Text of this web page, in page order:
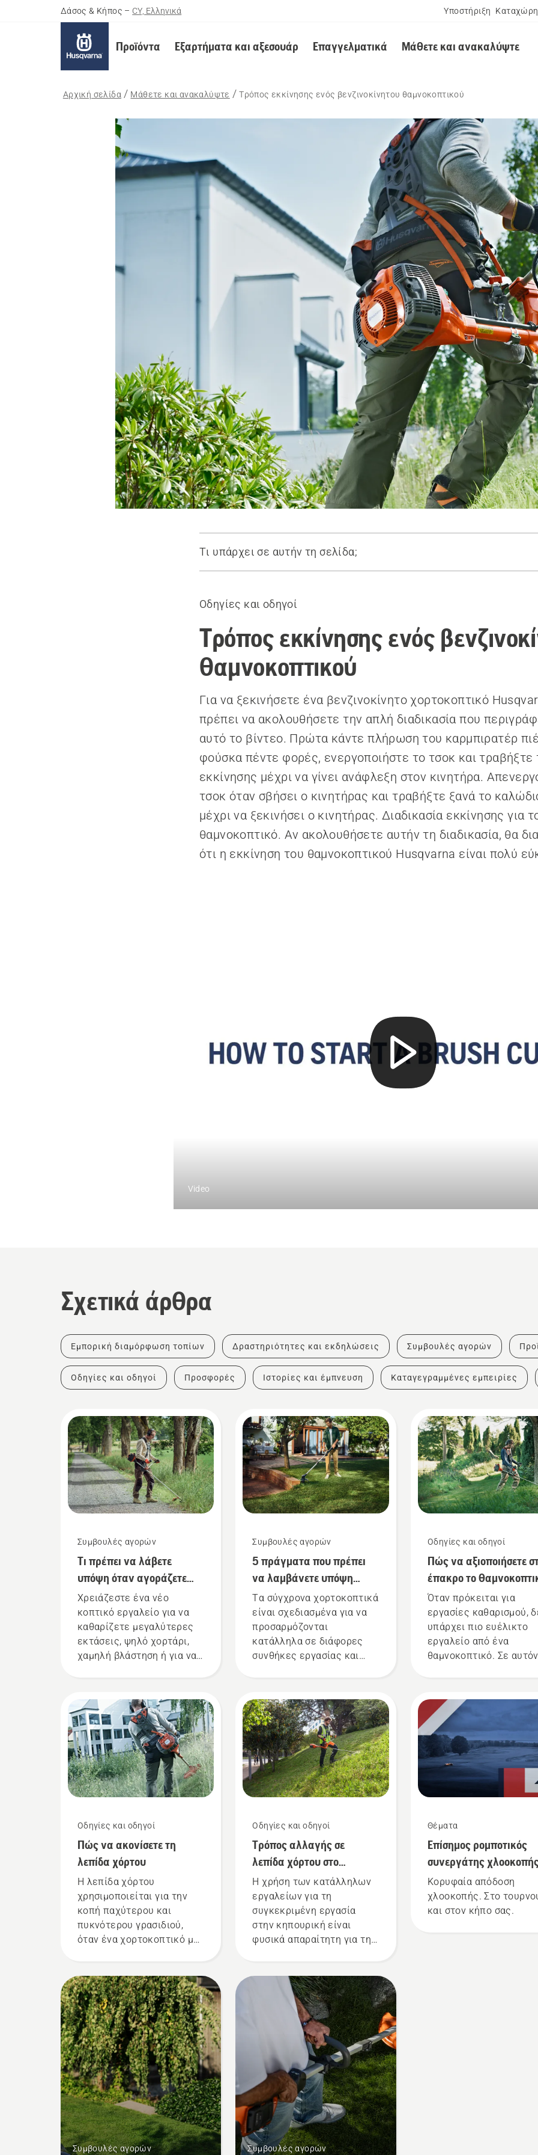
Δάσος & Κήπος – CY, Ελληνικά Υποστήριξη
Προϊόντα Εξαρτήματα και αξεσουάρ Επαγγελματικά Μάθετε και ανακαλύψτε
Αρχική σελίδα Μάθετε και ανακαλύψτε Τρόπος εκκίνησης ενός βενζινοκίνητου θαμνοκοπτικού
Τι υπάρχει σε αυτήν τη σελίδα;
Τρόπος εκκίνησης ενός βενζινοκίνητου θαμνοκοπτικού
Οδηγίες και οδηγοί
Τρόπος εκκίνησης ενός
θαμνοκοπτικού
Για να ξεκινήσετε ένα βενζινοκίνητο χορτοκοπτικό
πρέπει να ακολουθήσετε την απλή διαδικασία που
αυτό το βίντεο. Πρώτα κάντε πλήρωση του καρμπιρατέρ
φούσκα πέντε φορές, ενεργοποιήστε το τσοκ και τραβήξτε
εκκίνησης μέχρι να γίνει ανάφλεξη στον κινητήρα.
τσοκ όταν σβήσει ο κινητήρας και τραβήξτε ξανά το
μέχρι να ξεκινήσει ο κινητήρας. Διαδικασία εκκίνησης για
θαμνοκοπτικό. Αν ακολουθήσετε αυτήν τη διαδικασία, θα
ότι η εκκίνηση του θαμνοκοπτικού Husqvarna είναι πολύ
Video
Σχετικά άρθρα
Εμπορική διαμόρφωση τοπίων Δραστηριότητες και εκδηλώσεις Συμβουλές αγορών
Οδηγίες και οδηγοί Προσφορές Ιστορίες και έμπνευση Καταγεγραμμένες εμπειρίες
Συμβουλές αγορών
Τι πρέπει να λάβετε
υπόψη όταν αγοράζετε
θαμνοκοπτικό
Χρειάζεστε ένα νέο
κοπτικό εργαλείο για να
καθαρίζετε μεγαλύτερες
εκτάσεις, ψηλό χορτάρι,
χαμηλή βλάστηση ή για να
ορισμένα στοιχεία που
πρέπει να λάβετε υπόψη
πριν από την αγορά ενός
θαμνοκοπτικού.
Οδηγίες και οδηγοί
Πώς να ακονίσετε τη
λεπίδα χόρτου
Η λεπίδα χόρτου
χρησιμοποιείται για την
κοπή παχύτερου και
πυκνότερου γρασιδιού,
όταν ένα χορτοκοπτικό με
χόρτου κόβει το παχύ
γρασίδι εύκολα για
ταχύτερη και πιο
αποδοτική κοπή.
Παρακολουθήστε το βίντεο
για να μάθετε πώς να
ακονίζετε και να
συντηρείτε μια λεπίδα
χόρτου.
Συμβουλές αγορών
Συμβουλές αγορών
5 πράγματα που πρέπει
να λαμβάνετε υπόψη
κατά την αγορά ενός
χορτοκοπτικού
Τα σύγχρονα χορτοκοπτικά
είναι σχεδιασμένα για να
προσαρμόζονται
κατάλληλα σε διάφορες
συνθήκες εργασίας και
το καλύτερο χορτοκοπτικό
με βάση τις ανάγκες σας;
Ακολουθούν ορισμένες
βασικές ερωτήσεις των
οποίων οι απαντήσεις θα
σας οδηγήσουν στη σωστή
απόφαση.
Οδηγίες και οδηγοί
Τρόπος αλλαγής σε
λεπίδα χόρτου στο
θαμνοκοπτικό μπαταρίας
Η χρήση των κατάλληλων
εργαλείων για τη
συγκεκριμένη εργασία
στην κηπουρική είναι
φυσικά απαραίτητη για την
από μεσινέζα σε λεπίδα
χόρτου στο χορτοκοπτικό
της Husqvarna είναι
εύκολη. Απλώς
παρακολουθήστε το βίντεο
και ακολουθήστε αυτά τα
απλά βήματα. Ένας πάγκος
εργασίας είναι πάντα
χρήσιμος για την εργασία
και αποτρέπει την πτώση
των βιδών στο χορτάρι.
Συμβουλές αγορών
Οδηγίες και οδηγοί
Πώς να αξιοποιήσετε
έπακρο το
σας
Όταν πρόκειται για
εργασίες καθαρισμού,
υπάρχει πιο ευέλικτο
εργαλείο από ένα
θαμνοκοπτικό. Σε αυτόν
κάποιες συμβουλές για
ασφαλή και
αποτελεσματική χρήση
των θαμνοκοπτικών
Husqvarna.
Θέματα
Επίσημος ρομποτικός
συνεργάτης
του DP World Tour
Κορυφαία απόδοση
χλοοκοπής. Στο
και στον κήπο σας.